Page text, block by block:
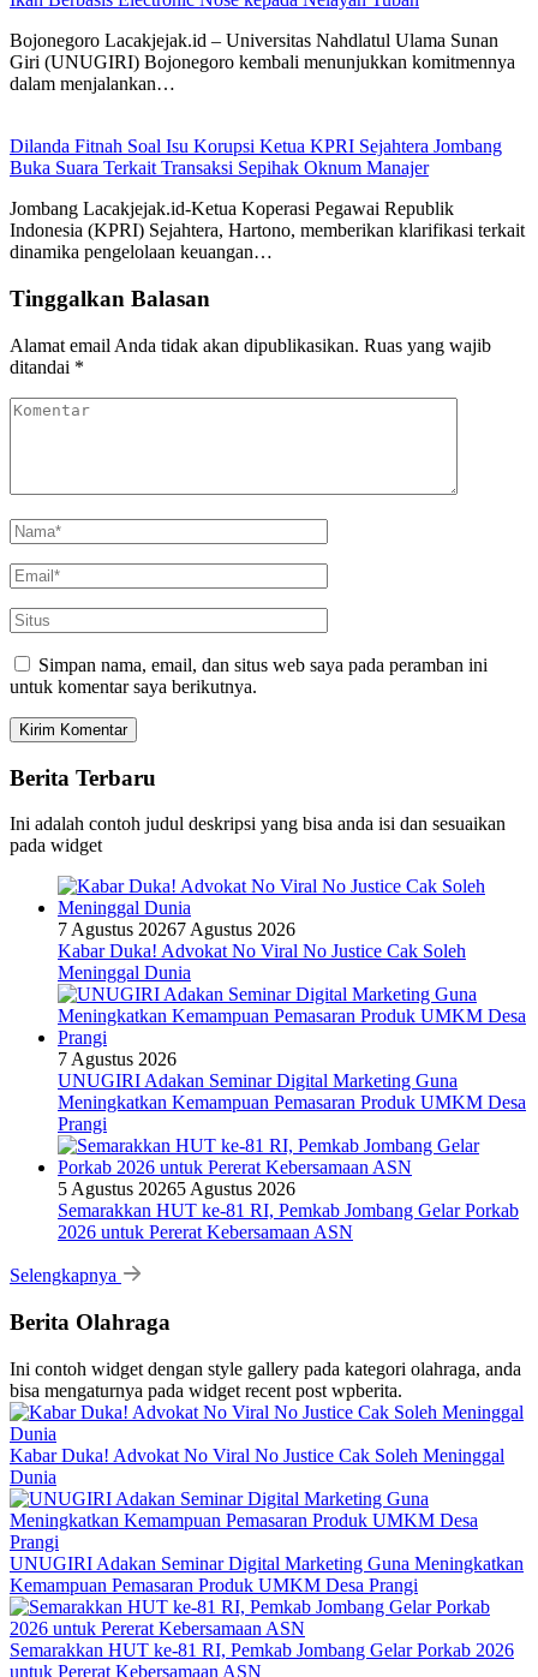
Bojonegoro Lacakjejak.id – Universitas Nahdlatul Ulama Sunan
Giri (UNUGIRI) Bojonegoro kembali menunjukkan komitmennya
dalam menjalankan…
Dilanda Fitnah Soal Isu Korupsi Ketua KPRI Sejahtera Jombang
Buka Suara Terkait Transaksi Sepihak Oknum Manajer
Jombang Lacakjejak.id-Ketua Koperasi Pegawai Republik
Indonesia (KPRI) Sejahtera, Hartono, memberikan klarifikasi terkait
dinamika pengelolaan keuangan…
Tinggalkan Balasan
Alamat email Anda tidak akan dipublikasikan. Ruas yang wajib
ditandai *
Simpan nama, email, dan situs web saya pada peramban ini
untuk komentar saya berikutnya.
Berita Terbaru
Ini adalah contoh judul deskripsi yang bisa anda isi dan sesuaikan
pada widget
7 Agustus 20267 Agustus 2026
Kabar Duka! Advokat No Viral No Justice Cak Soleh
Meninggal Dunia
7 Agustus 2026
UNUGIRI Adakan Seminar Digital Marketing Guna
Meningkatkan Kemampuan Pemasaran Produk UMKM Desa
Prangi
5 Agustus 20265 Agustus 2026
Semarakkan HUT ke-81 RI, Pemkab Jombang Gelar Porkab
2026 untuk Pererat Kebersamaan ASN
Selengkapnya
Berita Olahraga
Ini contoh widget dengan style gallery pada kategori olahraga, anda
bisa mengaturnya pada widget recent post wpberita.
Kabar Duka! Advokat No Viral No Justice Cak Soleh Meninggal
Dunia
UNUGIRI Adakan Seminar Digital Marketing Guna Meningkatkan
Kemampuan Pemasaran Produk UMKM Desa Prangi
Semarakkan HUT ke-81 RI, Pemkab Jombang Gelar Porkab 2026
untuk Pererat Kebersamaan ASN